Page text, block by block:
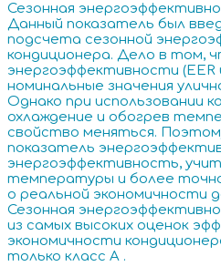
Сезонная
Данный показатель был
подсчета сезонной
кондиционера. Дело в том,
энергоэффективности (EER
номинальные значения
Однако при использовании
охлаждение и обогрев
свойство меняться.
показатель
энергоэффективность,
температуры и более
о реальной экономичности
Сезонная
из самых высоких оценок
экономичности
только класс A .